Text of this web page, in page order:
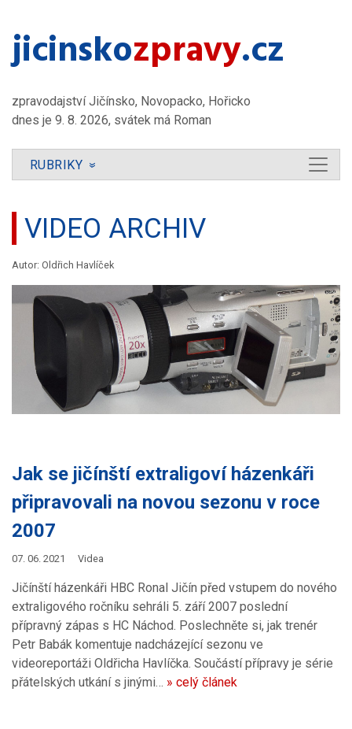
jicinsko​zpravy.cz
zpravodajství Jičínsko, Novopacko, Hořicko
dnes je 9. 8. 2026, svátek má Roman
RUBRIKY »
VIDEO ARCHIV
Autor: Oldřich Havlíček
Jak se jičínští extraligoví házenkáři
připravovali na novou sezonu v roce
2007
07. 06. 2021 Videa
Jičínští házenkáři HBC Ronal Jičín před vstupem do nového
extraligového ročníku sehráli 5. září 2007 poslední
přípravný zápas s HC Náchod. Poslechněte si, jak trenér
Petr Babák komentuje nadcházející sezonu ve
videoreportáži Oldřicha Havlíčka. Součástí přípravy je série
přátelských utkání s jinými… » celý článek